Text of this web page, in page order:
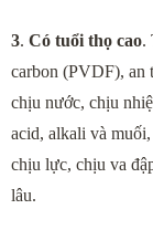
3. Có tuổi thọ cao.
carbon (PVDF), an
chịu nước, chịu
acid, alkali và
chịu lực, chịu va
lâu.